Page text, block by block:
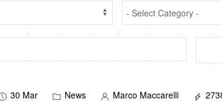
30 Mar News Marco Maccarelli